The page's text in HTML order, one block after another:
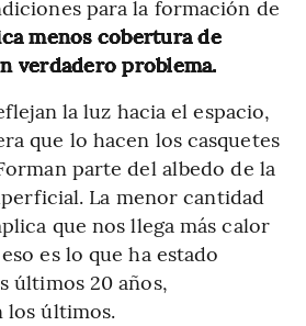
para la formación de
menos cobertura de
verdadero problema.
la luz hacia el espacio,
que lo hacen los casquetes
parte del albedo de la
La menor cantidad
que nos llega más calor
es lo que ha estado
últimos 20 años,
los últimos.